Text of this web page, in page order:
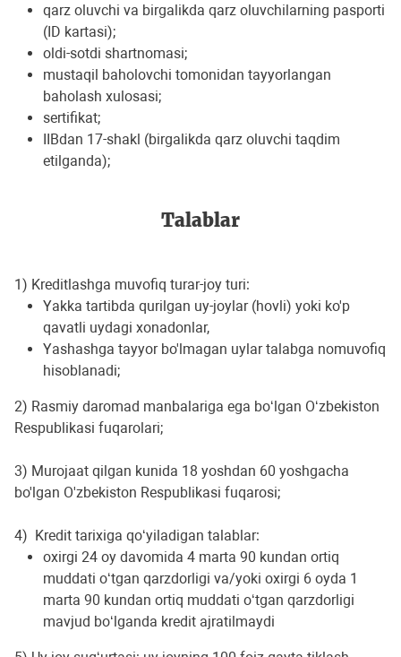
qarz oluvchi va birgalikda qarz oluvchilarning pasporti
(ID kartasi);
oldi-sotdi shartnomasi;
mustaqil baholovchi tomonidan tayyorlangan
baholash xulosasi;
sertifikat;
IIBdan 17-shakl (birgalikda qarz oluvchi taqdim
etilganda);
Talablar
1) Kreditlashga muvofiq turar-joy turi:
Yakka tartibda qurilgan uy-joylar (hovli) yoki ko'p
qavatli uydagi xonadonlar,
Yashashga tayyor bo'lmagan uylar talabga nomuvofiq
hisoblanadi;
2) Rasmiy daromad manbalariga ega bo‘lgan O‘zbekiston
Respublikasi fuqarolari;
3) Murojaat qilgan kunida 18 yoshdan 60 yoshgacha
bo'lgan O'zbekiston Respublikasi fuqarosi;
4) Kredit tarixiga qo‘yiladigan talablar:
oxirgi 24 oy davomida 4 marta 90 kundan ortiq
muddati o‘tgan qarzdorligi va/yoki oxirgi 6 oyda 1
marta 90 kundan ortiq muddati o‘tgan qarzdorligi
mavjud bo‘lganda kredit ajratilmaydi